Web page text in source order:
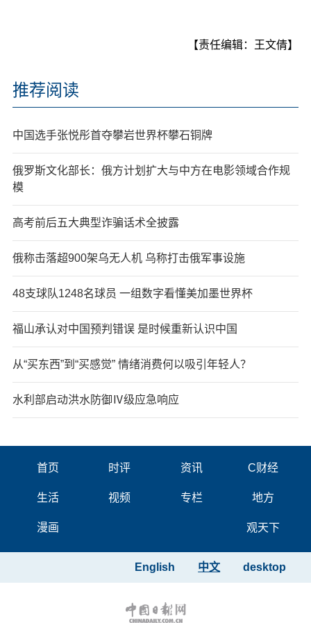
【责任编辑：王文倩】
推荐阅读
中国选手张悦彤首夺攀岩世界杯攀石铜牌
俄罗斯文化部长：俄方计划扩大与中方在电影领域合作规
模
高考前后五大典型诈骗话术全披露
俄称击落超900架乌无人机 乌称打击俄军事设施
48支球队1248名球员 一组数字看懂美加墨世界杯
福山承认对中国预判错误 是时候重新认识中国
从“买东西”到“买感觉” 情绪消费何以吸引年轻人？
水利部启动洪水防御Ⅳ级应急响应
首页 时评 资讯 C财经
生活 视频 专栏 地方
漫画 观天下
desktop
中文
English